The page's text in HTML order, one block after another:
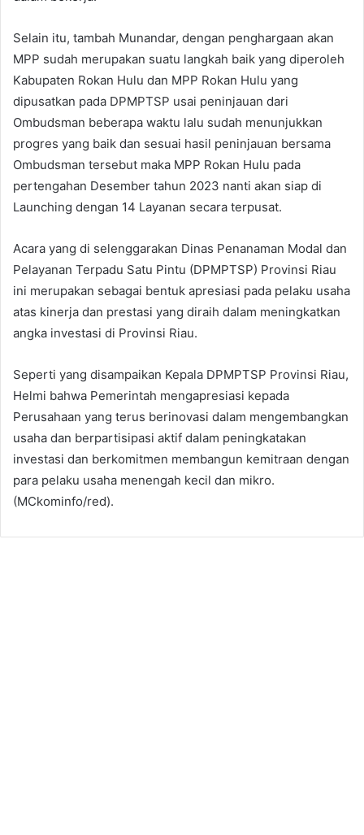
Selain itu, tambah Munandar, dengan penghargaan akan
MPP sudah merupakan suatu langkah baik yang diperoleh
Kabupaten Rokan Hulu dan MPP Rokan Hulu yang
dipusatkan pada DPMPTSP usai peninjauan dari
Ombudsman beberapa waktu lalu sudah menunjukkan
progres yang baik dan sesuai hasil peninjauan bersama
Ombudsman tersebut maka MPP Rokan Hulu pada
pertengahan Desember tahun 2023 nanti akan siap di
Launching dengan 14 Layanan secara terpusat.
Acara yang di selenggarakan Dinas Penanaman Modal dan
Pelayanan Terpadu Satu Pintu (DPMPTSP) Provinsi Riau
ini merupakan sebagai bentuk apresiasi pada pelaku usaha
atas kinerja dan prestasi yang diraih dalam meningkatkan
angka investasi di Provinsi Riau.
Seperti yang disampaikan Kepala DPMPTSP Provinsi Riau,
Helmi bahwa Pemerintah mengapresiasi kepada
Perusahaan yang terus berinovasi dalam mengembangkan
usaha dan berpartisipasi aktif dalam peningkatakan
investasi dan berkomitmen membangun kemitraan dengan
para pelaku usaha menengah kecil dan mikro.
(MCkominfo/red).